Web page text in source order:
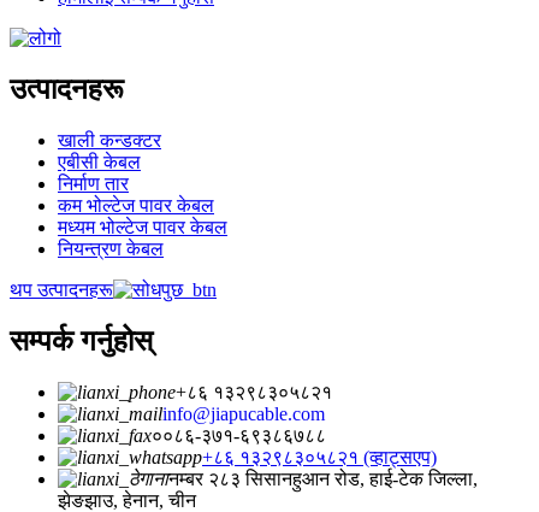
उत्पादनहरू
खाली कन्डक्टर
एबीसी केबल
निर्माण तार
कम भोल्टेज पावर केबल
मध्यम भोल्टेज पावर केबल
नियन्त्रण केबल
थप उत्पादनहरू
सम्पर्क गर्नुहोस्
+८६ १३२९८३०५८२१
info@jiapucable.com
००८६-३७१-६९३८६७८८
+८६ १३२९८३०५८२१ (व्हाट्सएप)
नम्बर २८३ सिसानहुआन रोड, हाई-टेक जिल्ला,
झेङझाउ, हेनान, चीन